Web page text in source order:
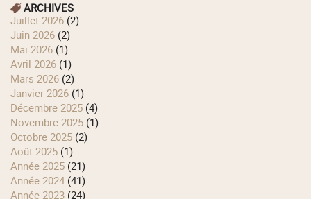
ARCHIVES
juillet 2026 (2)
juin 2026 (2)
mai 2026 (1)
avril 2026 (1)
mars 2026 (2)
janvier 2026 (1)
décembre 2025 (4)
novembre 2025 (1)
octobre 2025 (2)
août 2025 (1)
année 2025 (21)
année 2024 (41)
année 2023 (24)